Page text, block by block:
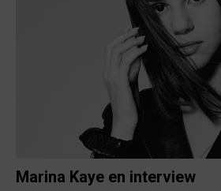
Marina Kaye en interview